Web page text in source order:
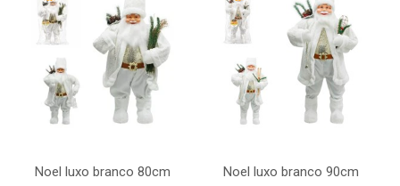
Noel luxo branco 80cm Noel luxo branco 90cm